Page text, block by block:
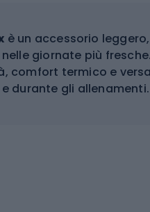
è un accessorio
giornate più
comfort termico e
durante gli allenamenti.